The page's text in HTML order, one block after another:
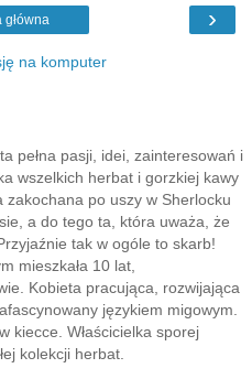
›
główna
na komputer
pełna pasji, idei, zainteresowań i
wszelkich herbat i gorzkiej kawy
zakochana po uszy w Sherlocku
a do tego ta, która uważa, że
tak w ogóle to skarb!
mieszkała 10 lat,
Kobieta pracująca, rozwijająca
językiem migowym.
kiecce. Właścicielka sporej
kolekcji herbat.